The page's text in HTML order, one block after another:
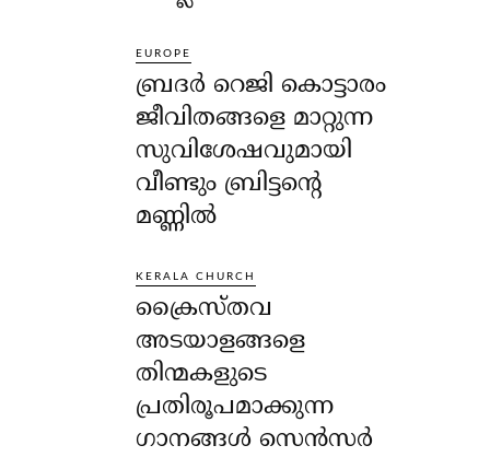
EUROPE
ബ്രദർ റെജി കൊട്ടാരം
ജീവിതങ്ങളെ മാറ്റുന്ന
സുവിശേഷവുമായി
വീണ്ടും ബ്രിട്ടന്റെ
മണ്ണിൽ
KERALA CHURCH
ക്രൈസ്തവ
അടയാളങ്ങളെ
തിന്മകളുടെ
പ്രതിരൂപമാക്കുന്ന
ഗാനങ്ങൾ സെൻസർ